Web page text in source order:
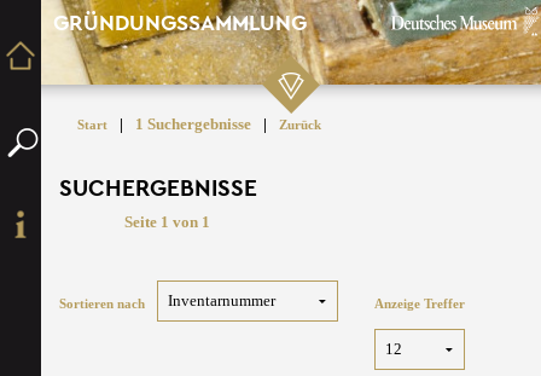
GRÜNDUNGSSAMMLUNG
Start | 1 Suchergebnisse | Zurück
SUCHERGEBNISSE
Seite 1 von 1
Sortieren nach Anzeige Treffer